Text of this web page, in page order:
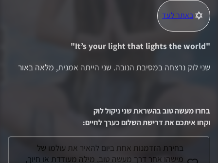
באתר לעד
"
It’s your light that lights the world
"
שני לוק נרצחה במסיבת הנובה. שני הייתה אמנית, מלאה באור
בחרו מעשה טוב בהשראתשני ניקול לוק
וקחו איתכם את דרישת השלום כערך לחיים:
בחירת הזדמנות אחת ביום להאיר את עולמו של
מישהו אחר דרך מעשה טוב, מילה מעודדת או חיוך,